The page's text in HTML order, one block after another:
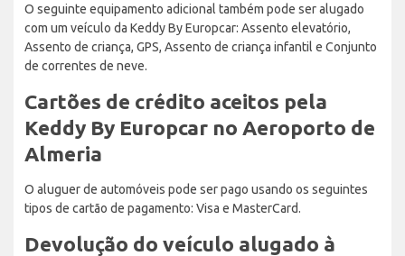
O seguinte equipamento adicional também pode ser alugado
com um veículo da Keddy By Europcar: Assento elevatório,
Assento de criança, GPS, Assento de criança infantil e Conjunto
de correntes de neve.
Cartões de crédito aceitos pela
Keddy By Europcar no Aeroporto de
Almeria
O aluguer de automóveis pode ser pago usando os seguintes
tipos de cartão de pagamento: Visa e MasterCard.
Devolução do veículo alugado à